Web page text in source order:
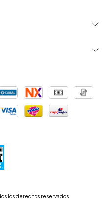
los derechos reservados.